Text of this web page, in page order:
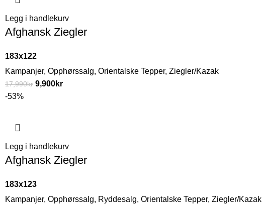
Legg i handlekurv
Afghansk Ziegler
183x122
Kampanjer, Opphørssalg, Orientalske Tepper, Ziegler/Kazak
17,990kr 9,900kr
-53%
Legg i handlekurv
Afghansk Ziegler
183x123
Kampanjer, Opphørssalg, Ryddesalg, Orientalske Tepper, Ziegler/Kazak